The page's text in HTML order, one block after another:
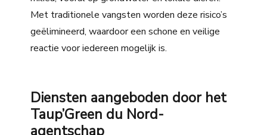
Met traditionele vangsten worden deze risico’s
geëlimineerd, waardoor een schone en veilige
reactie voor iedereen mogelijk is.
Diensten aangeboden door het
Taup’Green du Nord-
agentschap